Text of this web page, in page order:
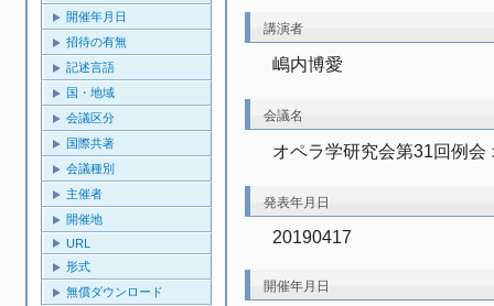
開催年月日
招待の有無
記述言語
国・地域
会議区分
国際共著
会議種別
主催者
開催地
URL
形式
無償ダウンロード
講演者
嶋内博愛
会議名
オペラ学研究会第31回例
発表年月日
20190417
開催年月日